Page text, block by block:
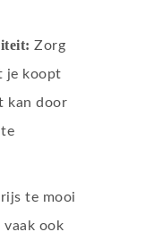
Zorg
je koopt
kan door
te mooi
vaak ook